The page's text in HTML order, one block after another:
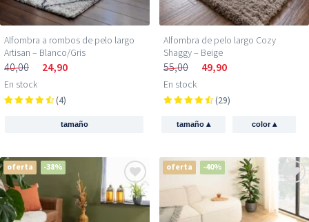
Alfombra a rombos de pelo largo
Artisan – Blanco/Gris
40,00 24,90
En stock
(4)
tamaño
Alfombra de pelo largo Cozy
Shaggy – Beige
55,00 49,90
En stock
(29)
tamaño ▴ color▴
oferta -38% oferta -40%